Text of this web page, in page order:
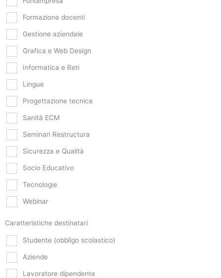
Formazione docenti
Gestione aziendale
Grafica e Web Design
Informatica e Reti
Lingue
Progettazione tecnica
Sanità ECM
Seminari Restructura
Sicurezza e Qualità
Socio Educativo
Tecnologie
Webinar
Caratteristiche destinatari
Studente (obbligo scolastico)
Aziende
Lavoratore dipendente